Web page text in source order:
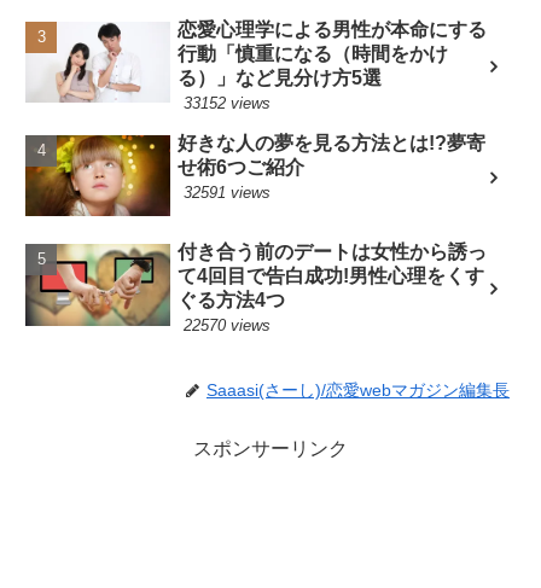
恋愛心理学による男性が本命にする
行動「慎重になる（時間をかけ
る）」など見分け方5選
33152 views
好きな人の夢を見る方法とは!?夢寄
せ術6つご紹介
32591 views
付き合う前のデートは女性から誘っ
て4回目で告白成功!男性心理をくす
ぐる方法4つ
22570 views
Saaasi(さーし)/恋愛webマガジン編集長
スポンサーリンク